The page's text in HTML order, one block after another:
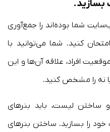
بسازید.
شما بوده‌اند را جمع‌آوری
کنید. شما می‌توانید با
افراد، علاقه آن‌ها و این
نه را مشخص کنید.
ساختن لیست، باید بنرهای
را بسازید. ساختن بنرهای